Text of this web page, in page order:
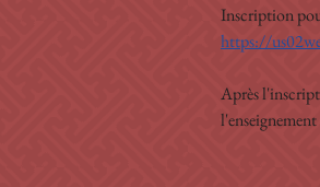
Inscription
https://
Après